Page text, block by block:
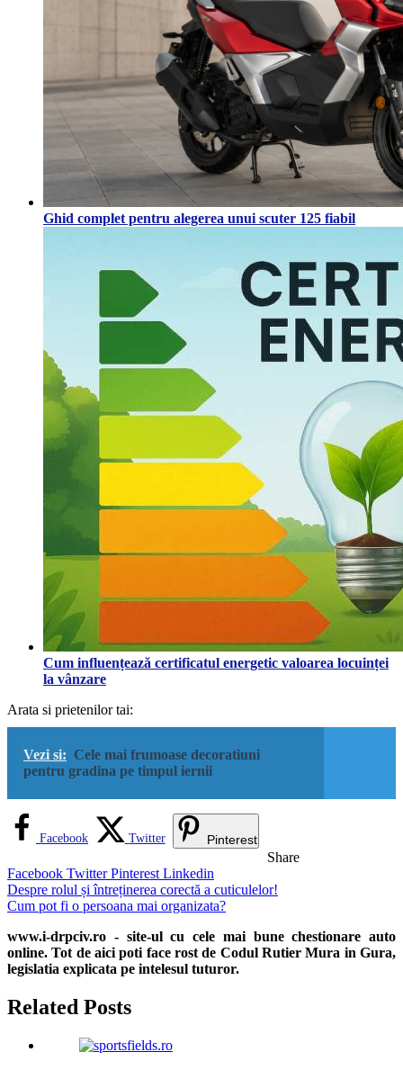
Ghid complet pentru alegerea unui scuter 125 fiabil
Cum influențează certificatul energetic valoarea locuinței
la vânzare
Arata si prietenilor tai:
Vezi si: Cele mai frumoase decoratiuni
pentru gradina pe timpul iernii
Facebook Twitter Pinterest
Share
Facebook TwitterPinterest Linkedin
Navigare
în
articole
Despre rolul și întreținerea corectă a cuticulelor!
Cum pot fi o persoana mai organizata?
www.i-drpciv.ro - site-ul cu cele mai bune chestionare auto
online. Tot de aici poti face rost de Codul Rutier Mura in Gura,
legislatia explicata pe intelesul tuturor.
Related Posts